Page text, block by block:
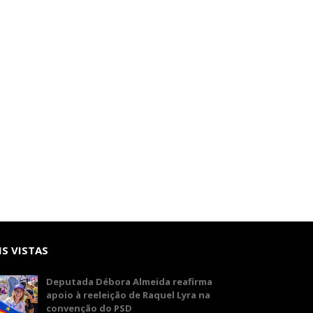
VISTAS
Deputada Débora Almeida reafirma
apoio à reeleição de Raquel Lyra na
convenção do PSD